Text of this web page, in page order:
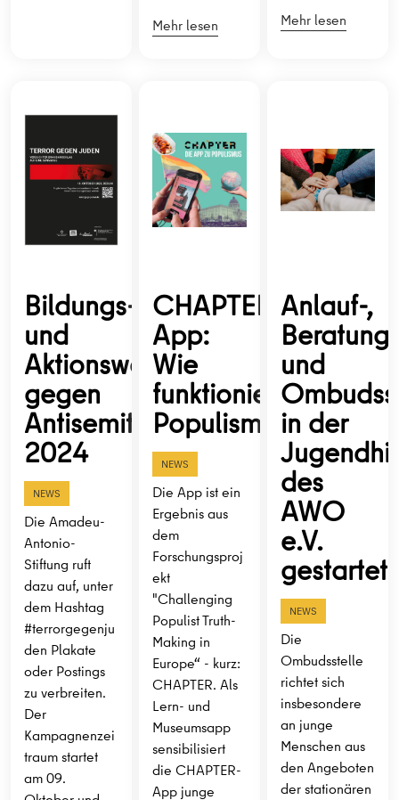
Mehr lesen
Mehr lesen
Bildungs-
und
Aktionswochen
gegen
Antisemitismus
2024
NEWS
Die Amadeu-
Antonio-
Stiftung ruft
dazu auf, unter
dem Hashtag
#terrorgegenju
den Plakate
oder Postings
zu verbreiten.
Der
Kampagnenzei
traum startet
am 09.
CHAPTER-
App:
Wie
funktioniert
Populismus?
NEWS
Die App ist ein
Ergebnis aus
dem
Forschungsproj
ekt
"Challenging
Populist Truth-
Making in
Europe“ - kurz:
CHAPTER. Als
Lern- und
Museumsapp
sensibilisiert
die CHAPTER-
App junge
Anlauf-,
und
in der
des
AWO
e.V.
gestartet
NEWS
Die
Ombudsstelle
richtet sich
insbesondere
an junge
Menschen aus
den Angeboten
der stationären